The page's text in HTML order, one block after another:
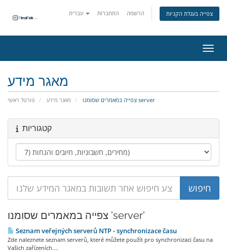
התחברות הרשמה צפייה בעגלת הקניות
מאגר מידע
פורטל ראשי מאגר מידע צפייה במאמרים שסומנו server
קטגוריות
צפייה במאמרים שסומנו 'server'
Seznam veřejných serverů NTP - synchronizace času
Zde naleznete seznam serverů, které můžete použít pro synchronizaci času na
Vašich zařízeních....